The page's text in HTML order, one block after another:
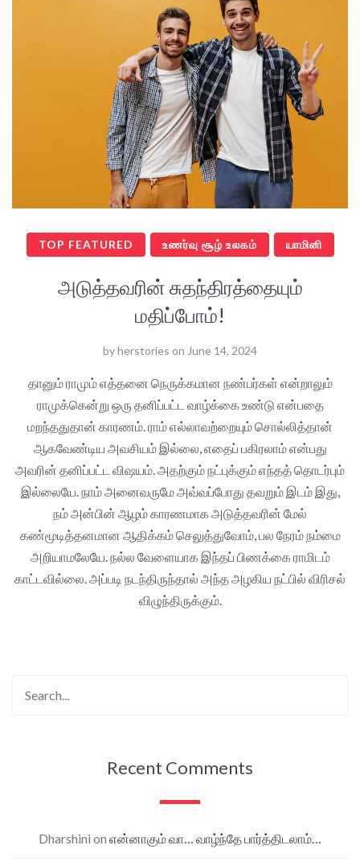
TOP FEATURED உணர்வு சூழ் உலகம் யாமினி
அடுத்தவரின் சுதந்திரத்தையும்
மதிப்போம்!
byherstories on June 14, 2024
தானும் ராமும் எத்தனை நெருக்கமான நண்பர்கள் என்றாலும்
ராமுக்கென்று ஒரு தனிப்பட்ட வாழ்க்கை உண்டு என்பதை
மறந்ததுதான் காரணம். ராம் எல்லாவற்றையும் சொல்லித்தான்
ஆகவேண்டிய அவசியம் இல்லை, எதைப் பகிரலாம் என்பது
அவரின் தனிப்பட்ட விஷயம். அதற்கும் நட்புக்கும் எந்தத் தொடர்பும்
இல்லையே. நாம் அனைவருமே அவ்வப்போது தவறும் இடம் இது,
நம் அன்பின் ஆழம் காரணமாக அடுத்தவரின் மேல்
கண்மூடித்தனமான ஆதிக்கம் செலுத்துவோம், பல நேரம் நம்மை
அறியாமலேயே. நல்ல வேளையாக இந்தப் பிணக்கை ராமிடம்
காட்டவில்லை. அப்படி நடந்திருந்தால் அந்த அழகிய நட்பில் விரிசல்
விழுந்திருக்கும்.
Recent Comments
Dharshini on என்னாகும் வா… வாழ்ந்தே பார்த்திடலாம்…